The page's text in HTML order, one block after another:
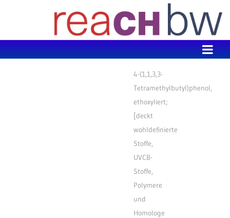
4-(1,1,3,3-
Tetramethylbutyl)phenol,
ethoxyliert;
[deckt
wohldefinierte
Stoffe,
UVCB-
Stoffe,
Polymere
und
Homologe